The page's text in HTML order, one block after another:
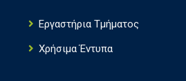
Εργαστήρια Τμήματος
Χρήσιμα Έντυπα